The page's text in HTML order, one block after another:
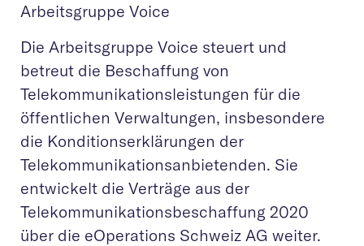
Arbeitsgruppe Voice
Die Arbeitsgruppe Voice steuert und
betreut die Beschaffung von
Telekommunikationsleistungen für die
öffentlichen Verwaltungen, insbesondere
die Konditionserklärungen der
Telekommunikationsanbietenden. Sie
entwickelt die Verträge aus der
Telekommunikationsbeschaffung 2020
über die eOperations Schweiz AG weiter.